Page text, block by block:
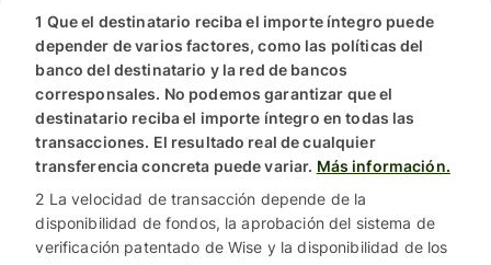
1 Que el destinatario reciba el importe íntegro puede
depender de varios factores, como las políticas del
banco del destinatario y la red de bancos
corresponsales. No podemos garantizar que el
destinatario reciba el importe íntegro en todas las
transacciones. El resultado real de cualquier
transferencia concreta puede variar. Más información.
2 La velocidad de transacción depende de la
disponibilidad de fondos, la aprobación del sistema de
verificación patentado de Wise y la disponibilidad de los